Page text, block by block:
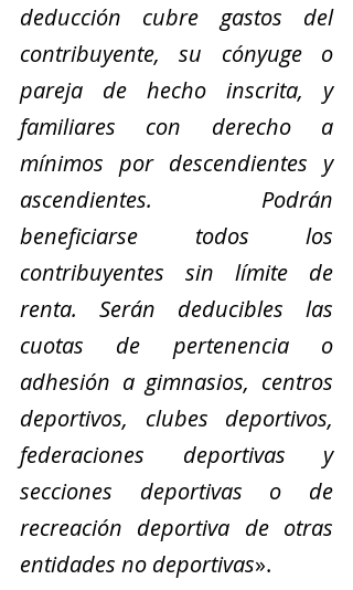
deducción cubre gastos del
contribuyente, su cónyuge o
pareja de hecho inscrita, y
familiares con derecho a
mínimos por descendientes y
ascendientes. Podrán
beneficiarse todos los
contribuyentes sin límite de
renta. Serán deducibles las
cuotas de pertenencia o
adhesión a gimnasios, centros
deportivos, clubes deportivos,
federaciones deportivas y
secciones deportivas o de
recreación deportiva de otras
entidades no deportivas».